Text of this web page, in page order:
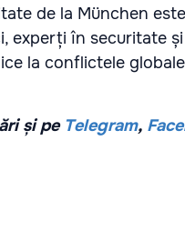
de la München
experți în securitate
la conflictele
și pe Telegram,